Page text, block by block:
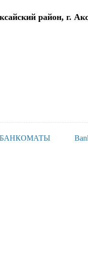
район, г.
БАНКОМАТЫ